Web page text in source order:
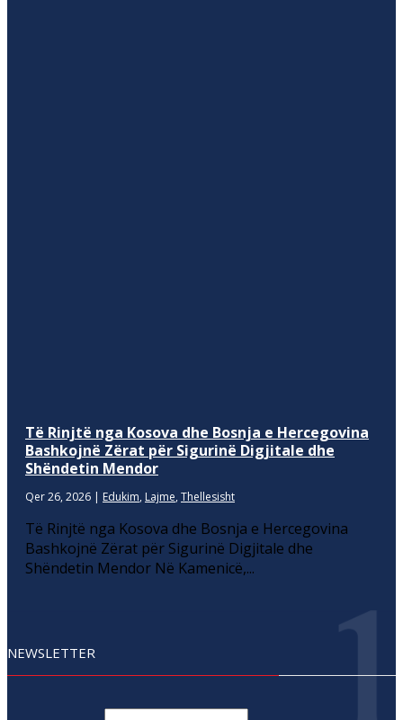
Të Rinjtë nga Kosova dhe Bosnja e Hercegovina
Bashkojnë Zërat për Sigurinë Digjitale dhe
Shëndetin Mendor
Qer 26, 2026 | Edukim, Lajme, Thellesisht
Të Rinjtë nga Kosova dhe Bosnja e Hercegovina
Bashkojnë Zërat për Sigurinë Digjitale dhe
Shëndetin Mendor Në Kamenicë,...
NEWSLETTER